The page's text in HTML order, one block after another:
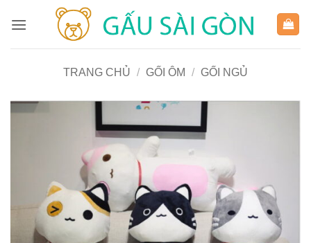
qua
TRANG CHỦ
/ GỐI ÔM / GỐI NGỦ